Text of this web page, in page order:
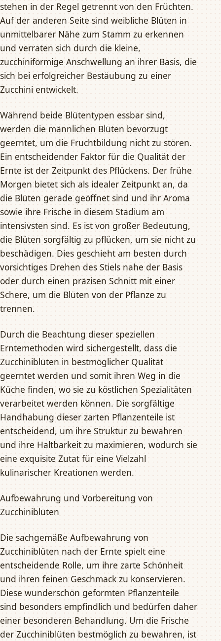
stehen in der Regel getrennt von den Früchten.
Auf der anderen Seite sind weibliche Blüten in
unmittelbarer Nähe zum Stamm zu erkennen
und verraten sich durch die kleine,
zucchiniförmige Anschwellung an ihrer Basis, die
sich bei erfolgreicher Bestäubung zu einer
Zucchini entwickelt.
Während beide Blütentypen essbar sind,
werden die männlichen Blüten bevorzugt
geerntet, um die Fruchtbildung nicht zu stören.
Ein entscheidender Faktor für die Qualität der
Ernte ist der Zeitpunkt des Pflückens. Der frühe
Morgen bietet sich als idealer Zeitpunkt an, da
die Blüten gerade geöffnet sind und ihr Aroma
sowie ihre Frische in diesem Stadium am
intensivsten sind. Es ist von großer Bedeutung,
die Blüten sorgfältig zu pflücken, um sie nicht zu
beschädigen. Dies geschieht am besten durch
vorsichtiges Drehen des Stiels nahe der Basis
oder durch einen präzisen Schnitt mit einer
Schere, um die Blüten von der Pflanze zu
trennen.
Durch die Beachtung dieser speziellen
Erntemethoden wird sichergestellt, dass die
Zucchiniblüten in bestmöglicher Qualität
geerntet werden und somit ihren Weg in die
Küche finden, wo sie zu köstlichen Spezialitäten
verarbeitet werden können. Die sorgfältige
Handhabung dieser zarten Pflanzenteile ist
entscheidend, um ihre Struktur zu bewahren
und ihre Haltbarkeit zu maximieren, wodurch sie
eine exquisite Zutat für eine Vielzahl
kulinarischer Kreationen werden.
Aufbewahrung und Vorbereitung von
Zucchiniblüten
Die sachgemäße Aufbewahrung von
Zucchiniblüten nach der Ernte spielt eine
entscheidende Rolle, um ihre zarte Schönheit
und ihren feinen Geschmack zu konservieren.
Diese wunderschön geformten Pflanzenteile
sind besonders empfindlich und bedürfen daher
einer besonderen Behandlung. Um die Frische
der Zucchiniblüten bestmöglich zu bewahren, ist